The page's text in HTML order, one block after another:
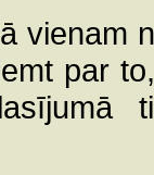
vienam
par